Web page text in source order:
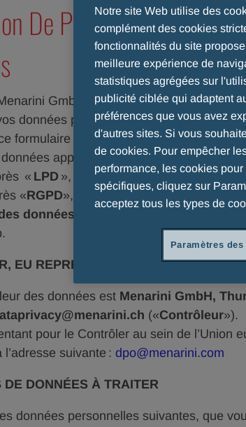
De Protection Des
GmbH (ci-après «Société» ou «
données personnelles, réalisé par le
formulaire de contact («Formulaire »)
applicable (art. 328 bCO en lien
« LPD », et, si applicable, la
«RGPD», ci-après dénommée
données
») et la Déclaration de
EU REPRÉSENTANT ET dPO
des données est Menarini GmbH,
(«Contrôleur»).
pour le Contrôler au sein de l’Union
l’adresse suivante :dpo@menarini.com
DE DONNÉES À TRAITER
données personnelles suivantes, que
Notre site Web utilise des
complément des cookies
fonctionnalités du site
meilleure expérience de
statistiques agrégées sur
publicité ciblée qui adaptent
préférences que vous avez
d'autres sites. Si vous
de cookies. Pour empêcher
performance, les cookies
spécifiques, cliquez sur
acceptez tous les types de
Paramètres